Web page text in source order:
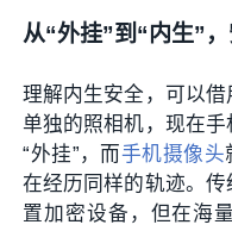
从“外挂”到“内生”
理解内生安全，可以
单独的照相机，现在手
“外挂”，而手机摄像头
在经历同样的轨迹。
置加密设备，但在海